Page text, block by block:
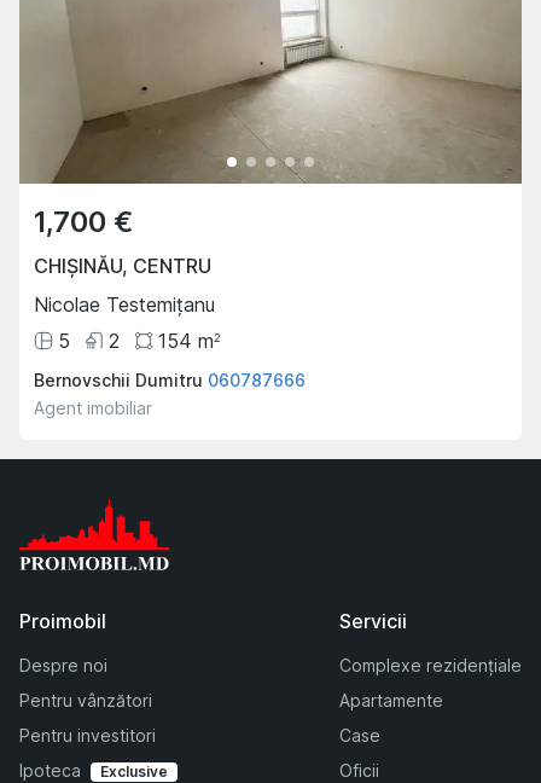
1,700 €
CHIȘINĂU, CENTRU
Nicolae Testemițanu
5
2 154 m2
Bernovschii Dumitru 060787666
Agent imobiliar
Proimobil
Despre noi
Pentru vânzători
Pentru investitori
Ipoteca
Exclusive
Servicii
Complexe rezidențiale
Apartamente
Case
Oficii